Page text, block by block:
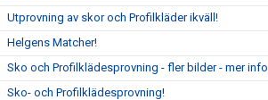
Utprovning av skor och Profilkläder ikväll!
Helgens Matcher!
Sko och Profilklädesprovning - fler bilder - mer info
Sko- och Profilklädesprovning!